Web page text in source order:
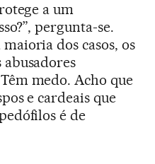
a um
pergunta-se.
dos casos, os
medo. Acho que
e cardeais que
é de